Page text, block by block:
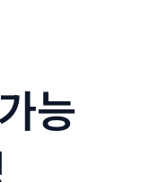
능